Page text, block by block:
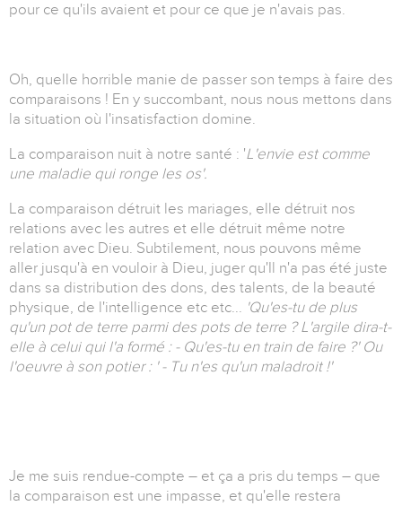
pour ce qu'ils avaient et pour ce que je n'avais pas.
Oh, quelle horrible manie de passer son temps à faire des
comparaisons ! En y succombant, nous nous mettons dans
la situation où l'insatisfaction domine.
La comparaison nuit à notre santé : 'L'envie est comme
une maladie qui ronge les os'.
La comparaison détruit les mariages, elle détruit nos
relations avec les autres et elle détruit même notre
relation avec Dieu. Subtilement, nous pouvons même
aller jusqu'à en vouloir à Dieu, juger qu'Il n'a pas été juste
dans sa distribution des dons, des talents, de la beauté
physique, de l'intelligence etc etc... 'Qu'es-tu de plus
qu'un pot de terre parmi des pots de terre ? L'argile dira-t-
elle à celui qui l'a formé : - Qu'es-tu en train de faire ?' Ou
l'oeuvre à son potier : ' - Tu n'es qu'un maladroit !'
Je me suis rendue-compte – et ça a pris du temps – que
la comparaison est une impasse, et qu'elle restera